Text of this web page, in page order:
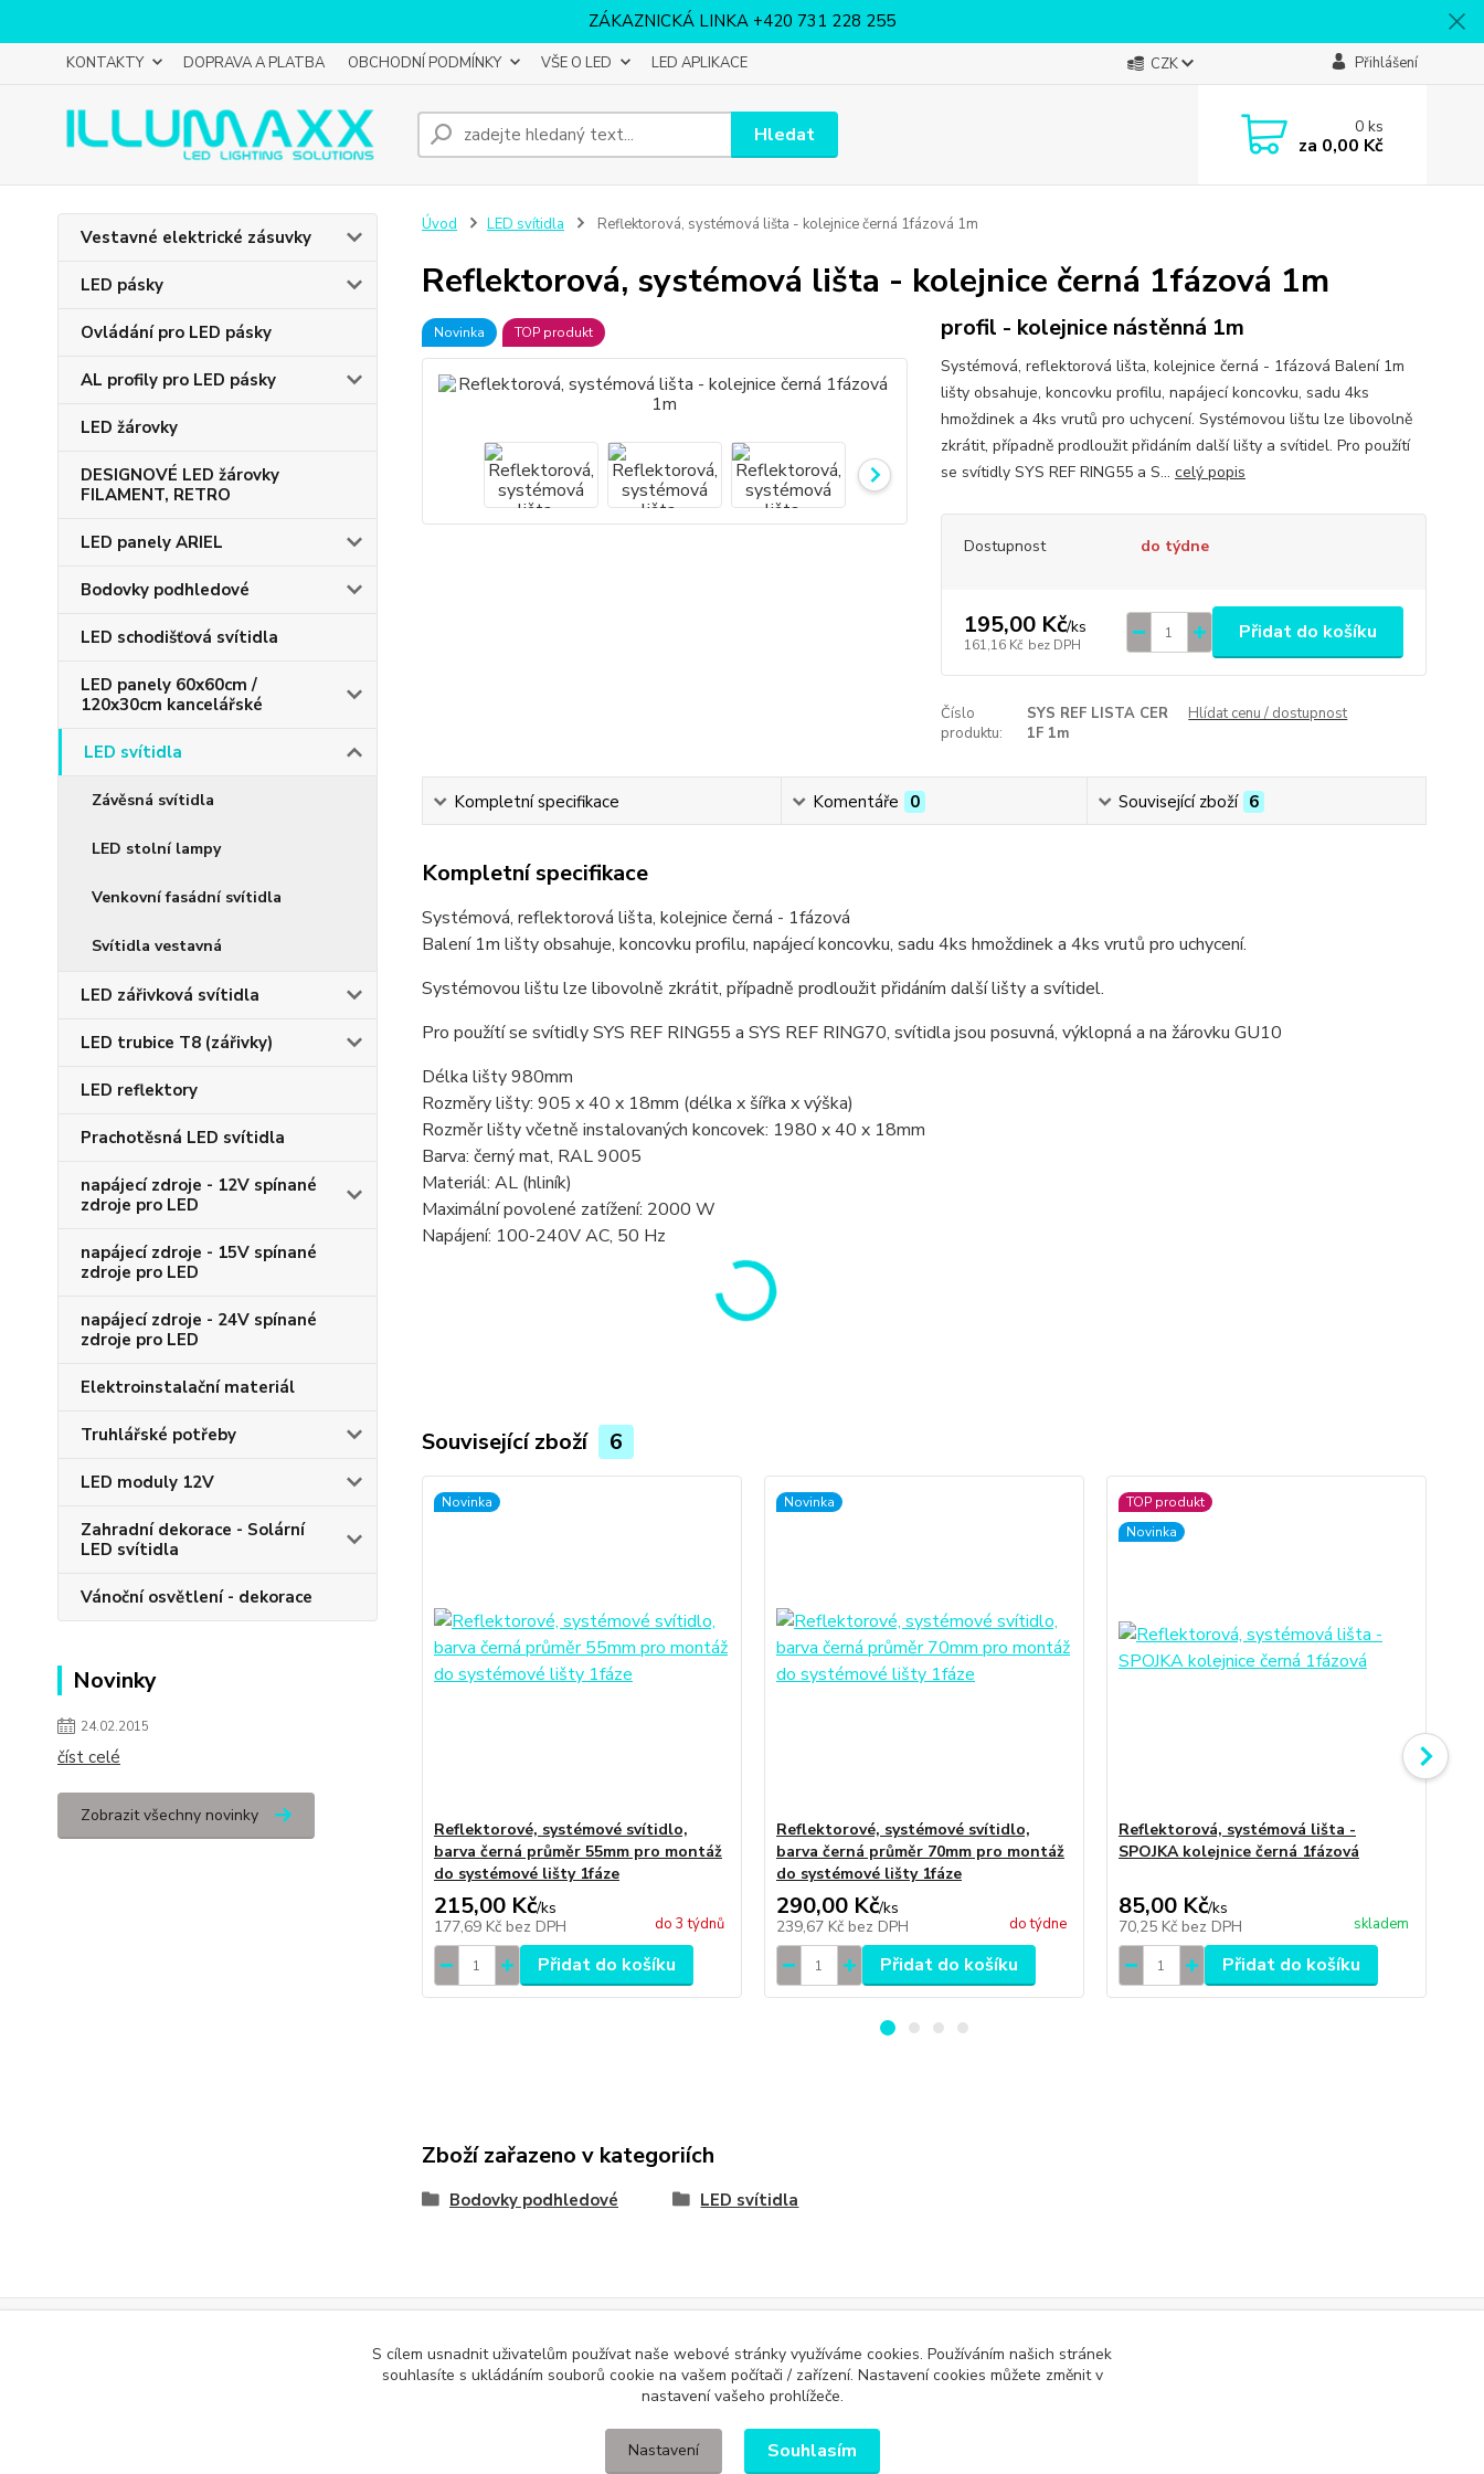
ZÁKAZNICKÁ LINKA +420 731 228 255
KONTAKTY DOPRAVA A PLATBA OBCHODNÍ PODMÍNKY VŠE O LED LED APLIKACE CZK Přihlášení
Hledat 0ks
za 0,00 Kč
Vestavné elektrické zásuvky
LED pásky
Ovládání pro LED pásky
AL profily pro LED pásky
LED žárovky
DESIGNOVÉ LED žárovky
FILAMENT, RETRO
LED panely ARIEL
Bodovky podhledové
LED schodišťová svítidla
LED panely 60x60cm /
120x30cm kancelářské
LED svítidla
Závěsná svítidla
LED stolní lampy
Venkovní fasádní svítidla
Svítidla vestavná
LED zářivková svítidla
LED trubice T8 (zářivky)
LED reflektory
Prachotěsná LED svítidla
napájecí zdroje - 12V spínané
zdroje pro LED
napájecí zdroje - 15V spínané
zdroje pro LED
napájecí zdroje - 24V spínané
zdroje pro LED
Elektroinstalační materiál
Truhlářské potřeby
LED moduly 12V
Zahradní dekorace - Solární
LED svítidla
Vánoční osvětlení - dekorace
Novinky
24.02.2015
číst celé
Zobrazit všechny novinky
Úvod LED svítidla Reflektorová, systémová lišta - kolejnice černá 1fázová 1m
Reflektorová, systémová lišta - kolejnice černá 1fázová 1m
Novinka TOP produkt profil - kolejnice nástěnná 1m
Systémová, reflektorová lišta, kolejnice černá - 1fázová Balení 1m
lišty obsahuje, koncovku profilu, napájecí koncovku, sadu 4ks
hmoždinek a 4ks vrutů pro uchycení. Systémovou lištu lze libovolně
zkrátit, případně prodloužit přidáním další lišty a svítidel. Pro použítí
se svítidly SYS REF RING55 a S... celý popis
Dostupnost do týdne
195,00 Kč/ks
161,16 Kč bez DPH
Přidat do košíku
Číslo
produktu:
SYS REF LISTA CER
1F 1m
Hlídat cenu / dostupnost
Kompletní specifikace Komentáře 0 Související zboží 6
Kompletní specifikace
Systémová, reflektorová lišta, kolejnice černá - 1fázová
Balení 1m lišty obsahuje, koncovku profilu, napájecí koncovku, sadu 4ks hmoždinek a 4ks vrutů pro uchycení.
Systémovou lištu lze libovolně zkrátit, případně prodloužit přidáním další lišty a svítidel.
Pro použítí se svítidly SYS REF RING55 a SYS REF RING70, svítidla jsou posuvná, výklopná a na žárovku GU10
Délka lišty 980mm
Rozměry lišty: 905 x 40 x 18mm (délka x šířka x výška)
Rozměr lišty včetně instalovaných koncovek: 1980 x 40 x 18mm
Barva: černý mat, RAL 9005
Materiál: AL (hliník)
Maximální povolené zatížení: 2000 W
Napájení: 100-240V AC, 50 Hz
Související zboží 6
Novinka
Reflektorové, systémové svítidlo,
barva černá průměr 55mm pro montáž
do systémové lišty 1fáze
215,00 Kč/ks
177,69 Kč bez DPH do 3 týdnů
Přidat do košíku
Novinka
Reflektorové, systémové svítidlo,
barva černá průměr 70mm pro montáž
do systémové lišty 1fáze
290,00 Kč/ks
239,67 Kč bez DPH do týdne
Přidat do košíku
TOP produkt
Novinka
Reflektorová, systémová lišta -
SPOJKA kolejnice černá 1fázová
85,00 Kč/ks
70,25 Kč bez DPH skladem
Přidat do košíku
Zboží zařazeno v kategoriích
Bodovky podhledové LED svítidla
Podle zákona o evidenci tržeb je prodávající povinen vystavit kupujícímu účtenku. Zároveň je povinen zaevidovat přijatou tržbu u správce daně online; v případě technického výpadku pak nejpozději do 48 hodin
S cílem usnadnit uživatelům používat naše webové stránky využíváme cookies. Používáním našich stránek
souhlasíte s ukládáním souborů cookie na vašem počítači / zařízení. Nastavení cookies můžete změnit v
nastavení vašeho prohlížeče.
Nastavení Souhlasím